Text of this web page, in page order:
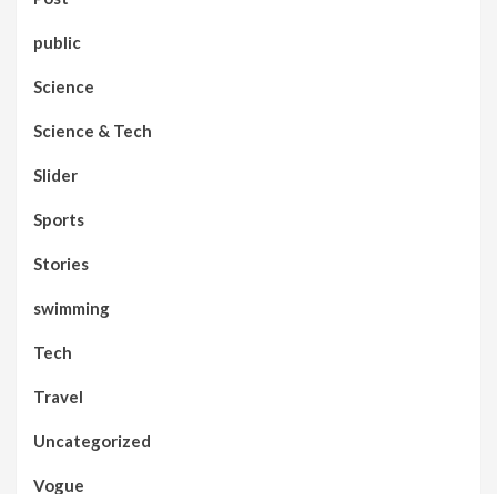
public
Science
Science & Tech
Slider
Sports
Stories
swimming
Tech
Travel
Uncategorized
Vogue